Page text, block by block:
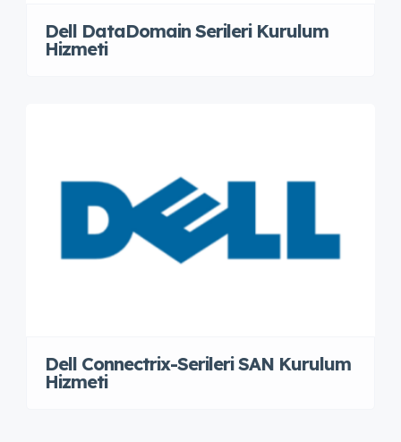
Dell DataDomain Serileri Kurulum
Hizmeti
Dell Connectrix-Serileri SAN Kurulum
Hizmeti